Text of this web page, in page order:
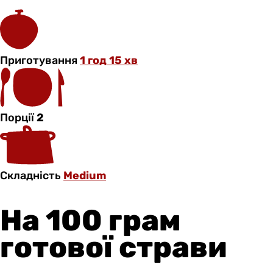
Приготування1 год 15 хв
Порції2
Складність Medium
На 100 грам
готової страви